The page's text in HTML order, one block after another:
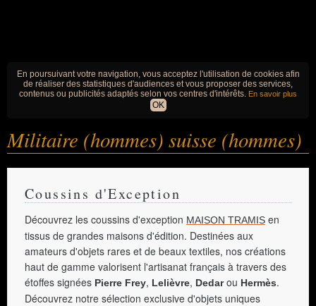
En poursuivant votre navigation, vous acceptez l'utilisation de cookies afin
de réaliser des statistiques d'audiences et vous proposer des services,
contenus ou publicités adaptés selon vos centres d'intérêts. En savoir plus
OK
Militaire (hommes) suisse (hommes)
Coussins d'Exception
Découvrez les coussins d'exception MAISON TRAMIS en
tissus de grandes maisons d'édition. Destinées aux
amateurs d'objets rares et de beaux textiles, nos créations
haut de gamme valorisent l'artisanat français à travers des
étoffes signées Pierre Frey, Lelièvre, Dedarou Hermès.
Découvrez notre sélection exclusive d'objets uniques